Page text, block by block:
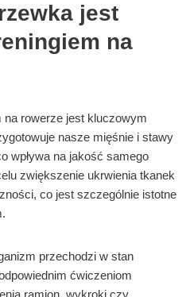
jest
na
na rowerze jest kluczowym
nasze mięśnie i stawy
wpływa na jakość samego
zwiększenie ukrwienia tkanek
co jest szczególnie istotne
przechodzi w stan
ćwiczeniom